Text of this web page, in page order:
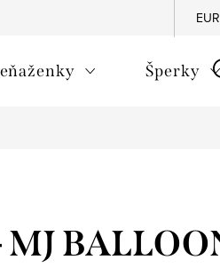
Podmienky EUR
Šperky